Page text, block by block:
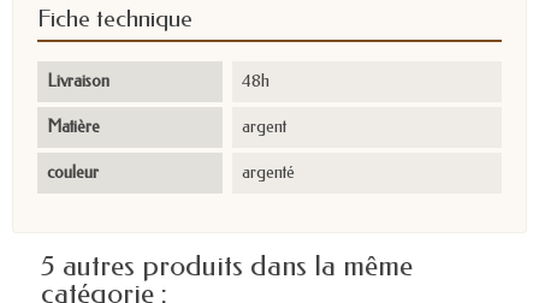
Fiche technique
Livraison 48h
Matière argent
couleur argenté
5 autres produits dans la même
catégorie :